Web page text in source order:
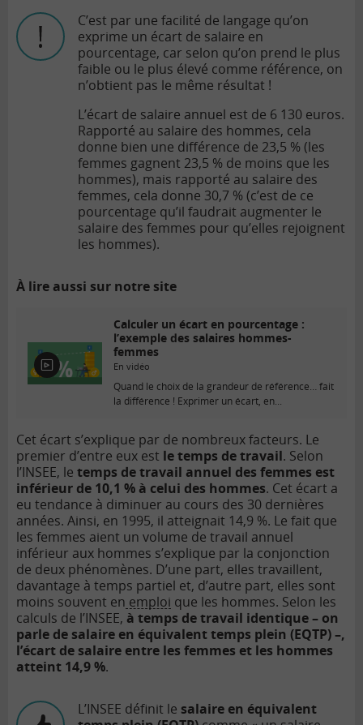
C’est par une facilité de langage qu’on
exprime un écart de salaire en
pourcentage, car selon qu’on prend le plus
faible ou le plus élevé comme référence, on
n’obtient pas le même résultat !
L’écart de salaire annuel est de 6 130 euros.
Rapporté au salaire des hommes, cela
donne bien une différence de 23,5 % (les
femmes gagnent 23,5 % de moins que les
hommes), mais rapporté au salaire des
femmes, cela donne 30,7 % (c’est de ce
pourcentage qu’il faudrait augmenter le
salaire des femmes pour qu’elles rejoignent
les hommes).
À lire aussi sur notre site
E
n
é
o
Calculer un écart en pourcentage :
l’exemple des salaires hommes-
femmes
En vidéo
Quand le choix de la grandeur de référence… fait
la différence ! Exprimer un écart, en...
Cet écart s’explique par de nombreux facteurs. Le
premier d’entre eux est le temps de travail. Selon
l’INSEE, le temps de travail annuel des femmes est
inférieur de 10,1 % à celui des hommes. Cet écart a
eu tendance à diminuer au cours des 30 dernières
années. Ainsi, en 1995, il atteignait 14,9 %. Le fait que
les femmes aient un volume de travail annuel
inférieur aux hommes s’explique par la conjonction
de deux phénomènes. D’une part, elles travaillent,
davantage à temps partiel et, d’autre part, elles sont
moins souvent en emploi que les hommes. Selon les
calculs de l’INSEE, à temps de travail identique – on
parle de salaire en équivalent temps plein (EQTP) –,
l’écart de salaire entre les femmes et les hommes
atteint 14,9 %.
L’INSEE définit le salaire en équivalent